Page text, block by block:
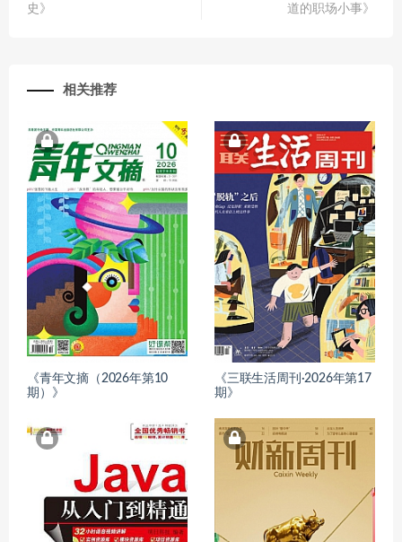
史》
道的职场小事》
相关推荐
《青年文摘（2026年第10
期）》
《三联生活周刊·2026年第17
期》